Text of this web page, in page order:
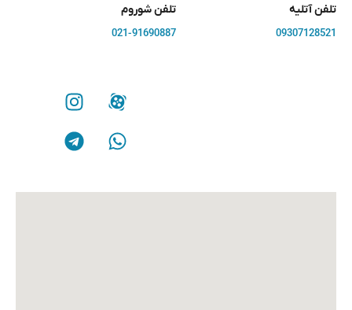
تلفن آتلیه
09307128521
تلفن شوروم
021-91690887